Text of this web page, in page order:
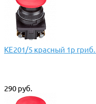
КЕ201/5 красный 1р
290 руб.